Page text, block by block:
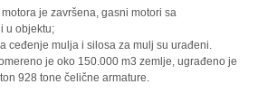
je završena, gasni motori sa
u objektu;
ceđenje mulja i silosa za mulj su urađeni.
je oko 150.000 m3 zemlje, ugrađeno je
928 tone čelične armature.